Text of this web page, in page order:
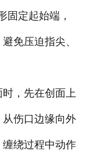
固定起始端，
免压迫指尖、
，先在创面上
伤口边缘向外
绕过程中动作